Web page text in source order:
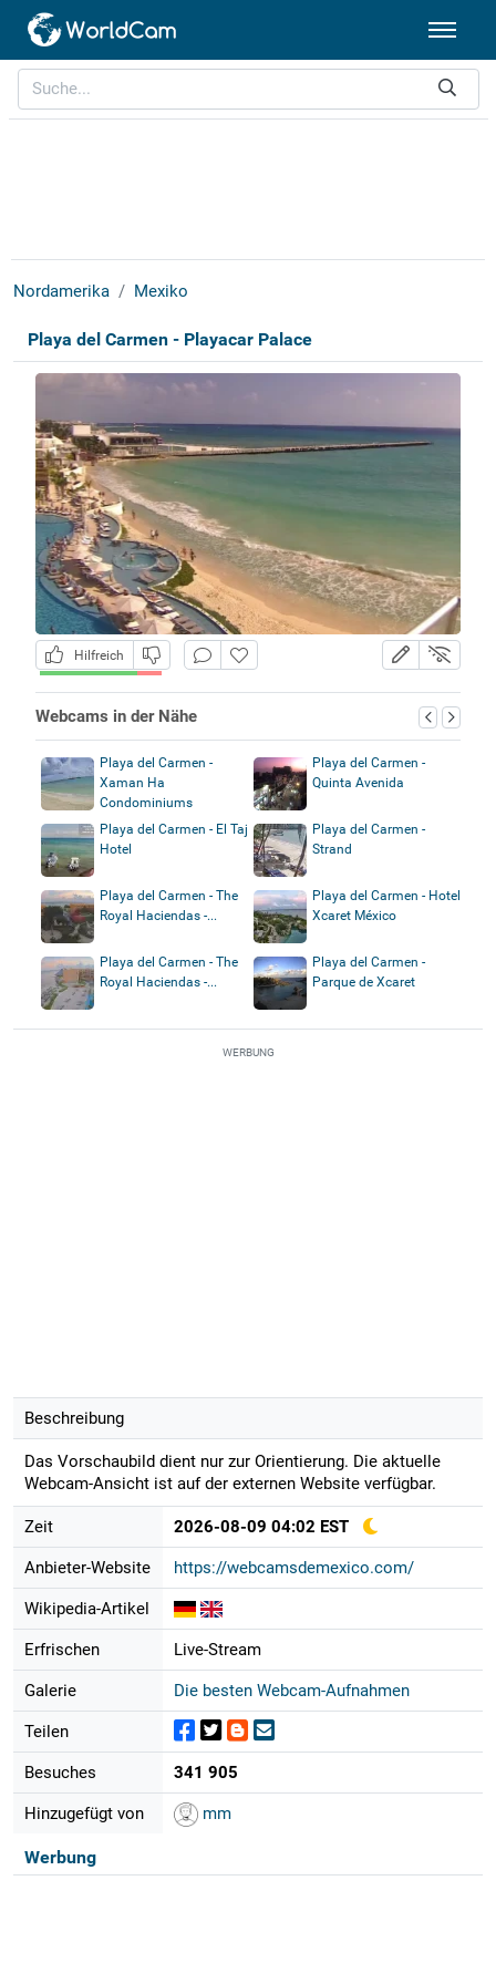
Nordamerika Mexiko
Playa del Carmen - Playacar Palace
Hilfreich
Webcams in der Nähe
Playa del Carmen -
Xaman Ha
Condominiums
Playa del Carmen -
Quinta Avenida
Playa del Carmen - El Taj
Hotel
Playa del Carmen -
Strand
Playa del Carmen - The
Royal Haciendas -...
Playa del Carmen - Hotel
Xcaret México
Playa del Carmen - The
Royal Haciendas -...
Playa del Carmen -
Parque de Xcaret
WERBUNG
Beschreibung
Das Vorschaubild dient nur zur Orientierung. Die aktuelle
Webcam-Ansicht ist auf der externen Website verfügbar.
Zeit 2026-08-09 04:02 EST
Anbieter-Website https://webcamsdemexico.com/
Wikipedia-Artikel
Erfrischen Live-Stream
Galerie Die besten Webcam-Aufnahmen
Teilen
Besuches 341 905
Hinzugefügt von mm
Werbung